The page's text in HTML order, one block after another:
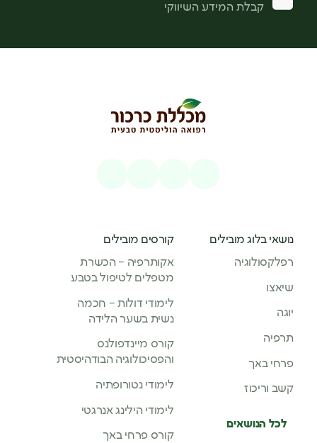
קבלת המידע השיווקי
נושאי בלוג מובילים
רפלקסולוגיה
שיאצו
יוגה
תרפיה
פרחי באך
קשב וריכוז
לכל הנושאים
קורסים מובילים
אקותרפיה – הכשרת
מטפלים לטיפול בטבע
לימודי דולות – חכמה
נשית בשער הלידה
קורס מיינדפולנס
והפסיכולוגיה הבודהיסטית
לימודי נטורופתיה
לימודי הילינג אנרגטי
קורס פרחי באך